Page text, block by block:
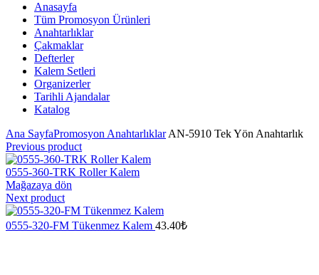
Promosyon Şapka
Promosyon Sekreter Bloknotlar
Promosyon Seramik ve Porselen Ürünler
Promosyon Speakerlar
Promosyon Tarihli Ajandalar
Promosyon Teknoloji Ürünleri
Promosyon Telefon Standları
Promosyon Termoslar
Promosyon Tişörtler
Anasayfa
Tüm Promosyon Ürünleri
Anahtarlıklar
Çakmaklar
Defterler
Kalem Setleri
Organizerler
Tarihli Ajandalar
Katalog
Ana SayfaPromosyon AnahtarlıklarAN-5910 Tek Yön Anahtarlık
Previous product
0555-360-TRK Roller Kalem
Mağazaya dön
Next product
0555-320-FM Tükenmez Kalem 43.40₺